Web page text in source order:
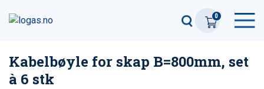
0
Kabelbøyle for skap B=800mm, set
à 6 stk